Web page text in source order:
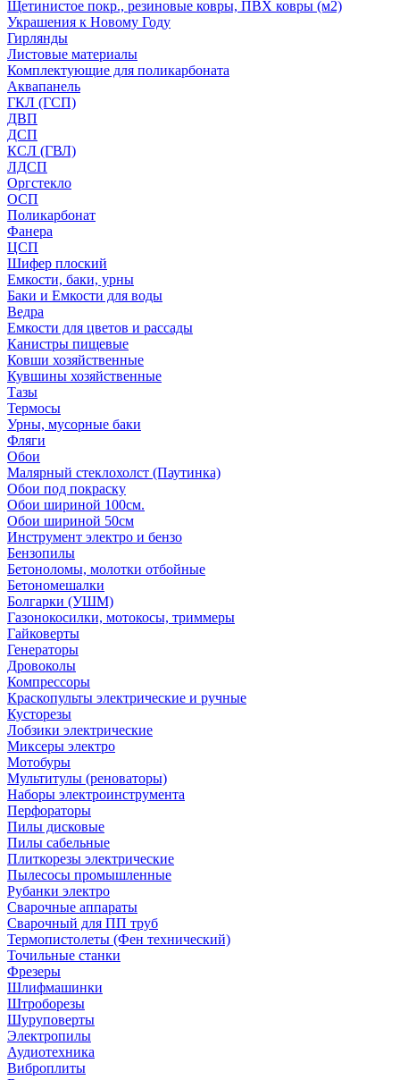
Щетинистое покр., резиновые ковры, ПВХ ковры (м2)
Украшения к Новому Году
Гирлянды
Листовые материалы
Комплектующие для поликарбоната
Аквапанель
ГКЛ (ГСП)
ДВП
ДСП
КСЛ (ГВЛ)
ЛДСП
Оргстекло
ОСП
Поликарбонат
Фанера
ЦСП
Шифер плоский
Емкости, баки, урны
Баки и Емкости для воды
Ведра
Емкости для цветов и рассады
Канистры пищевые
Ковши хозяйственные
Кувшины хозяйственные
Тазы
Термосы
Урны, мусорные баки
Фляги
Обои
Малярный стеклохолст (Паутинка)
Обои под покраску
Обои шириной 100см.
Обои шириной 50см
Инструмент электро и бензо
Бензопилы
Бетоноломы, молотки отбойные
Бетономешалки
Болгарки (УШМ)
Газонокосилки, мотокосы, триммеры
Гайковерты
Генераторы
Дровоколы
Компрессоры
Краскопульты электрические и ручные
Кусторезы
Лобзики электрические
Миксеры электро
Мотобуры
Мультитулы (реноваторы)
Наборы электроинструмента
Перфораторы
Пилы дисковые
Пилы сабельные
Плиткорезы электрические
Пылесосы промышленные
Рубанки электро
Сварочные аппараты
Сварочный для ПП труб
Термопистолеты (Фен технический)
Точильные станки
Фрезеры
Шлифмашинки
Штроборезы
Шуруповерты
Электропилы
Аудиотехника
Виброплиты